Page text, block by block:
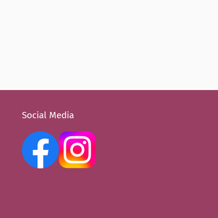
Social Media